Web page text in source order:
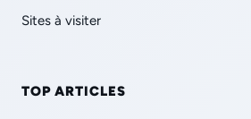
Sites à visiter
TOP ARTICLES